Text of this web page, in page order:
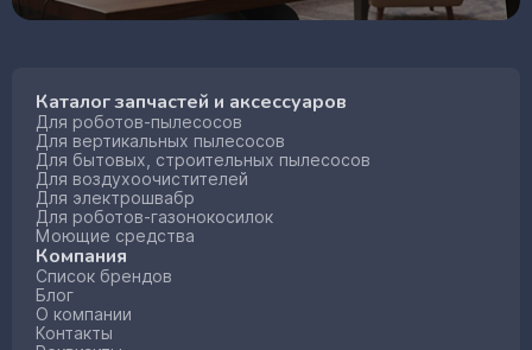
Каталог запчастей и аксессуаров
Для роботов-пылесосов
Для вертикальных пылесосов
Для бытовых, строительных пылесосов
Для воздухоочистителей
Для электрошвабр
Для роботов-газонокосилок
Моющие средства
Компания
Список брендов
Блог
О компании
Контакты